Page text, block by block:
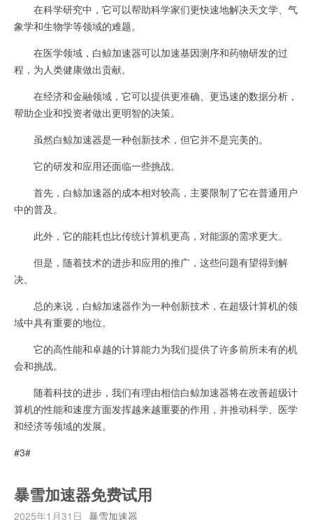
在科学研究中，它可以帮助科学家们更快速地解决天文学、气
象学和生物学等领域的难题。
在医学领域，白鲸加速器可以加速基因测序和药物研发的过
程，为人类健康做出贡献。
在经济和金融领域，它可以提供更准确、更迅速的数据分析，
帮助企业和投资者做出更明智的决策。
虽然白鲸加速器是一种创新技术，但它并不是完美的。
它的研发和应用还面临一些挑战。
首先，白鲸加速器的成本相对较高，主要限制了它在普通用户
中的普及。
此外，它的能耗也比传统计算机更高，对能源的需求更大。
但是，随着技术的进步和应用的推广，这些问题有望得到解
决。
总的来说，白鲸加速器作为一种创新技术，在超级计算机的领
域中具有重要的地位。
它的高性能和卓越的计算能力为我们提供了许多前所未有的机
会和挑战。
随着科技的进步，我们有理由相信白鲸加速器将在改善超级计
算机的性能和速度方面发挥越来越重要的作用，并推动科学、医学
和经济等领域的发展。
#3#
暴雪加速器免费试用
2025年1月31日 暴雪加速器